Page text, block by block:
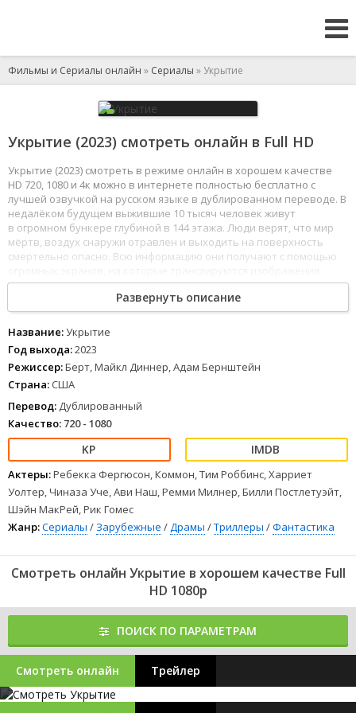
Фильмы и Сериалы онлайн » Сериалы » Укрытие
Укрытие (2023) смотреть онлайн в Full HD
Укрытие (2023) смотреть в режиме онлайн в хорошем качестве
HD 720, 1080 и 4к можно в интернете полностью бесплатно с
лучшей озвучкой на русском языке в дублированном переводе. В
недалёком будущем выжившие 10 тысяч человек живут
в огромном бункере глубиной в 144 этажа. Люди верят, что мир
мёртв, воздух снаружи отравлен и выходить на поверхность
смертельно опасно. Всю информацию они получают с помощью
с внешних камер. День за днём глядя на безжизненный серый
пейзаж, обитатели безропотно подчиняются устоявшимся
правилам, главное из которых - никогда не выходить из бункера.
1 234 5 6 78
Развернуть описание
Название:Укрытие
Год выхода:2023
Режиссер:Берт, Майкл Диннер, Адам Бернштейн
Страна: США
Перевод: Дублированный
Качество: 720 - 1080
Актеры:Ребекка Фергюсон, Коммон, Тим Роббинс, Харриет
Уолтер, Чиназа Уче, Ави Наш, Ремми Милнер, Билли Постлетуэйт,
Шэйн МакРей, Рик Гомес
Жанр:Сериалы / Зарубежные /Драмы /Триллеры /Фантастика
Смотреть онлайн Укрытие в хорошем качестве Full
HD 1080p
ПОИСК ПО ПАРАМЕТРАМ
Смотреть онлайн Трейлер